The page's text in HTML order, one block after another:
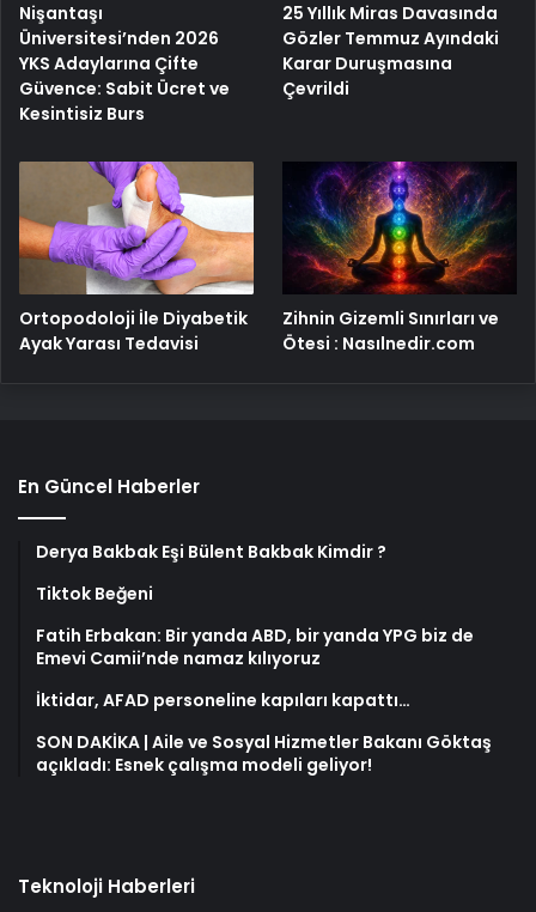
Nişantaşı
Üniversitesi’nden 2026
YKS Adaylarına Çifte
Güvence: Sabit Ücret ve
Kesintisiz Burs
25 Yıllık Miras Davasında
Gözler Temmuz Ayındaki
Karar Duruşmasına
Çevrildi
Ortopodoloji İle Diyabetik
Ayak Yarası Tedavisi
Zihnin Gizemli Sınırları ve
Ötesi : Nasılnedir.com
En Güncel Haberler
Derya Bakbak Eşi Bülent Bakbak Kimdir ?
Tiktok Beğeni
Fatih Erbakan: Bir yanda ABD, bir yanda YPG biz de
Emevi Camii’nde namaz kılıyoruz
İktidar, AFAD personeline kapıları kapattı…
SON DAKİKA | Aile ve Sosyal Hizmetler Bakanı Göktaş
açıkladı: Esnek çalışma modeli geliyor!
Teknoloji Haberleri